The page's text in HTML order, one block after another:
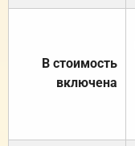
В стоимость
включена